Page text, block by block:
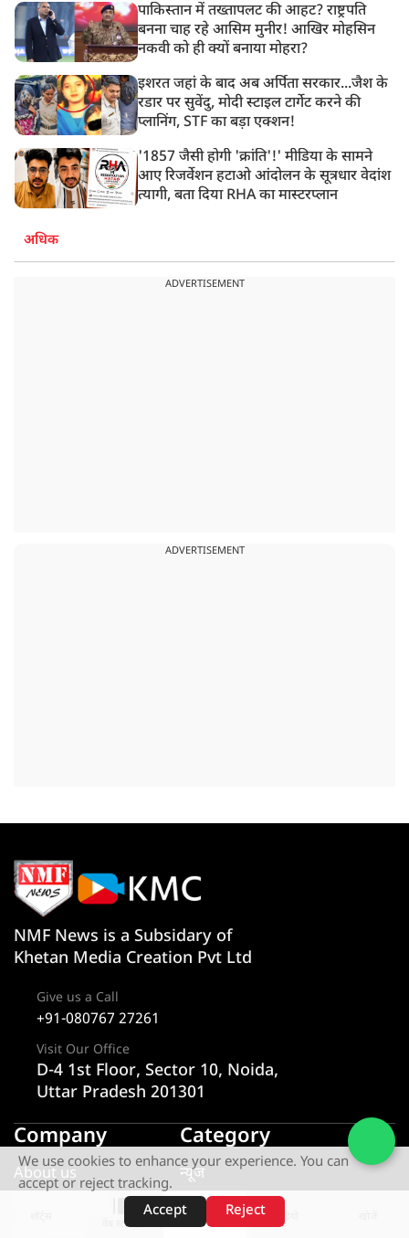
पाकिस्तान में तख्तापलट की आहट? राष्ट्रपति
बनना चाह रहे आसिम मुनीर! आखिर मोहसिन
नकवी को ही क्यों बनाया मोहरा?
इशरत जहां के बाद अब अर्पिता सरकार...जैश के
रडार पर सुवेंदु, मोदी स्टाइल टार्गेट करने की
प्लानिंग, STF का बड़ा एक्शन!
'1857 जैसी होगी 'क्रांति'!' मीडिया के सामने
आए रिजर्वेशन हटाओ आंदोलन के सूत्रधार वेदांश
त्यागी, बता दिया RHA का मास्टरप्लान
अधिक
ADVERTISEMENT
ADVERTISEMENT
वेब स्टोरीज़
NMF News is a Subsidary of
Khetan Media Creation Pvt Ltd
Give us a Call
+91-080767 27261
Visit Our Office
D-4 1st Floor, Sector 10, Noida,
Uttar Pradesh 201301
Company
About us
Category
न्यूज
राज्य
एक्सक्लूसिव
We use cookies to enhance your experience. You can
accept or reject tracking.
Accept
Reject